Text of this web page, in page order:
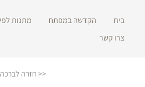
בית הקדשה במפתח מתנות
צרו קשר
<< חזרה